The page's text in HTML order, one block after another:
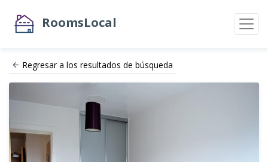
RoomsLocal
Regresar a los resultados de búsqueda